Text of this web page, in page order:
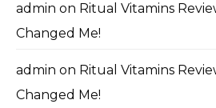
admin on Ritual Vitamins
Changed Me!
admin on Ritual Vitamins
Changed Me!